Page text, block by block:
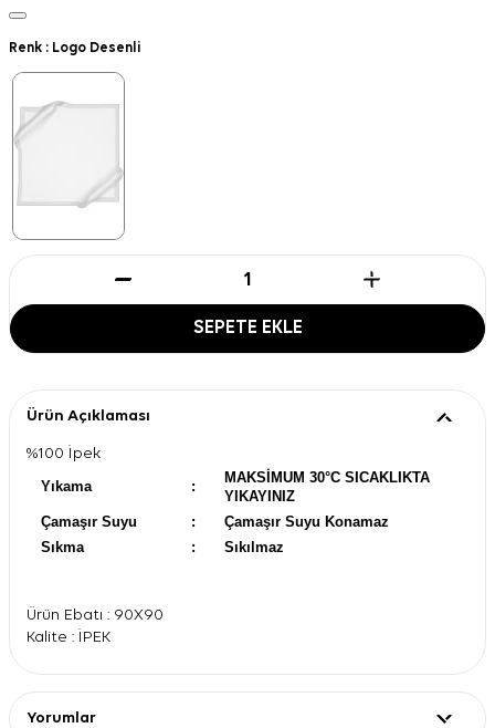
Renk : Logo Desenli
SEPETE EKLE
Ürün Açıklaması
%100 İpek
Yıkama
:
MAKSİMUM 30°C SICAKLIKTA
YIKAYINIZ
Çamaşır Suyu
:
Çamaşır Suyu Konamaz
Sıkma
: Sıkılmaz
Ürün Ebatı : 90X90
Kalite : İPEK
Yorumlar